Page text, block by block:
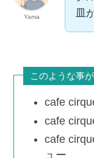
Yama
皿
このような事
cafe
cafe
cafe
ュー